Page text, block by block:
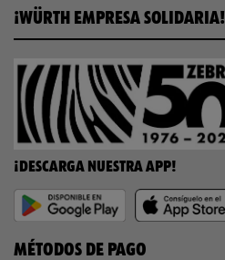
¡WÜRTH EMPRESA SOLIDARIA!
¡DESCARGA NUESTRA APP!
MÉTODOS DE PAGO